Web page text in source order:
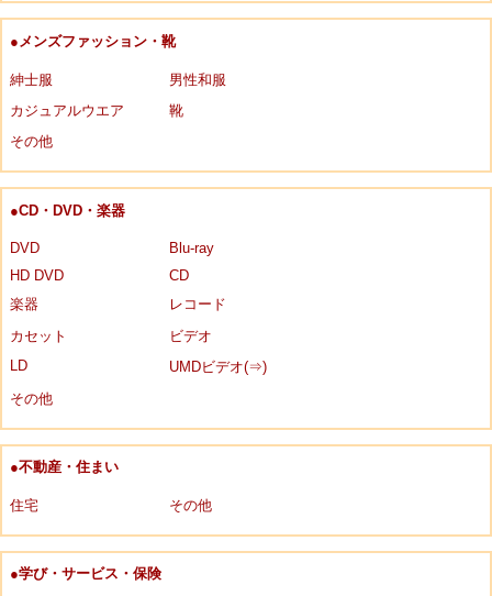
●メンズファッション・靴
紳士服
男性和服
カジュアルウエア
靴
その他
●CD・DVD・楽器
DVD
Blu-ray
HD DVD
CD
楽器
レコード
カセット
ビデオ
LD
UMDビデオ(⇒)
その他
●不動産・住まい
住宅 その他
●学び・サービス・保険